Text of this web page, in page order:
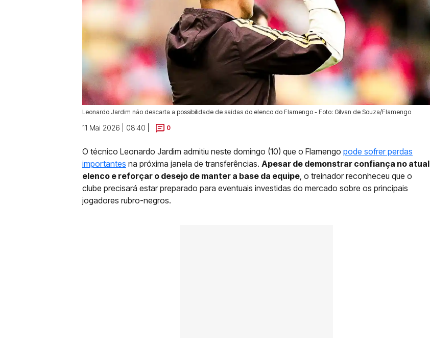
Leonardo Jardim não descarta a possibilidade de saídas do elenco do Flamengo - Foto: Gilvan de Souza/Flamengo
11 Mai 2026 | 08:40 | 0
O técnico Leonardo Jardim admitiu neste domingo (10) que o Flamengo pode sofrer perdas
importantes na próxima janela de transferências. Apesar de demonstrar confiança no atual
elenco e reforçar o desejo de manter a base da equipe, o treinador reconheceu que o
clube precisará estar preparado para eventuais investidas do mercado sobre os principais
jogadores rubro-negros.